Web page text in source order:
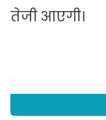
तेजी आएगी।